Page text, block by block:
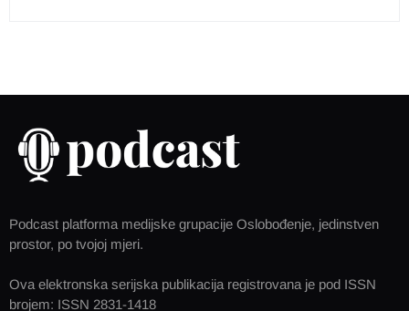
Podcast platforma medijske grupacije Oslobođenje, jedinstven
prostor, po tvojoj mjeri.
Ova elektronska serijska publikacija registrovana je pod ISSN
brojem: ISSN 2831-1418